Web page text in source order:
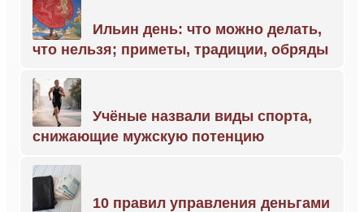
Ильин день: что можно делать,
что нельзя; приметы, традиции, обряды
Учёные назвали виды спорта,
снижающие мужскую потенцию
10 правил управления деньгами